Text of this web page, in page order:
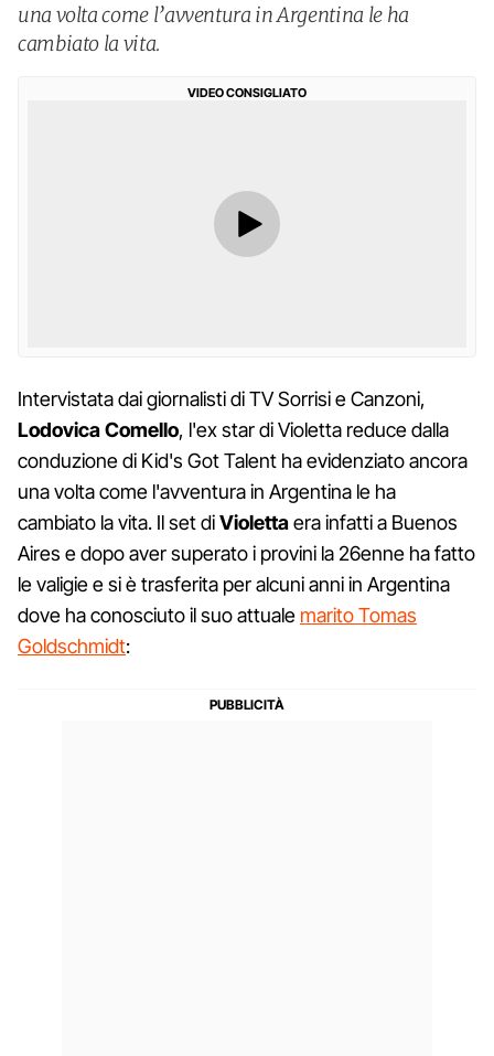
una volta come l’avventura in Argentina le ha
cambiato la vita.
VIDEO CONSIGLIATO
Intervistata dai giornalisti di TV Sorrisi e Canzoni,
Lodovica Comello, l'ex star di Violetta reduce dalla
conduzione di Kid's Got Talent ha evidenziato ancora
una volta come l'avventura in Argentina le ha
cambiato la vita. Il set diViolettaera infatti a Buenos
Aires e dopo aver superato i provini la 26enne ha fatto
le valigie e si è trasferita per alcuni anni in Argentina
dove ha conosciuto il suo attuale marito Tomas
Goldschmidt: